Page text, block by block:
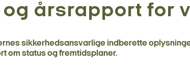
årsrapport for
sikkerhedsansvarlige indberette
om status og fremtidsplaner.